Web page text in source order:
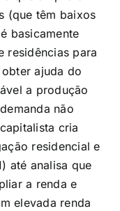
(que têm baixos
basicamente
residências para
ajuda do
a produção
não
cria
residencial e
até analisa que
a renda e
elevada renda